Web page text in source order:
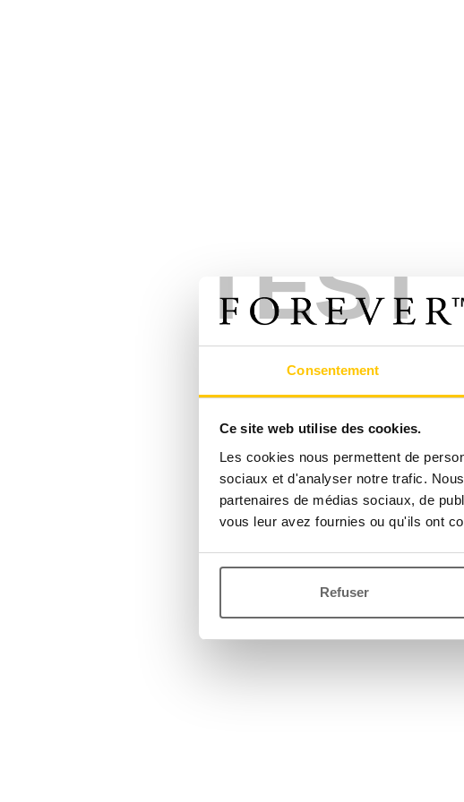
TEST
Consentement
Ce site web utilise des cookies.
Les cookies nous permettent de
sociaux et d'analyser notre trafic.
partenaires de médias sociaux, de
vous leur avez fournies ou qu'ils ont
Refuser